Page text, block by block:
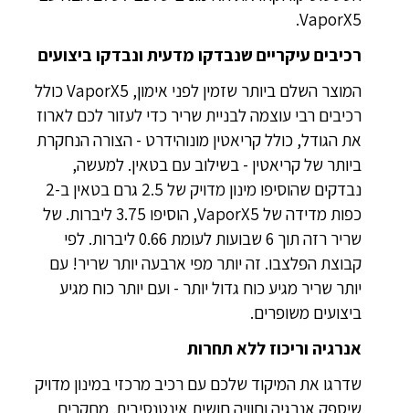
VaporX5.
רכיבים עיקריים שנבדקו מדעית ונבדקו ביצועים
המוצר השלם ביותר שזמין לפני אימון, VaporX5 כולל
רכיבים רבי עוצמה לבניית שריר כדי לעזור לכם לארוז
את הגודל, כולל קריאטין מונוהידרט - הצורה הנחקרת
ביותר של קריאטין - בשילוב עם בטאין. למעשה,
נבדקים שהוסיפו מינון מדויק של 2.5 גרם בטאין ב-2
כפות מדידה של VaporX5, הוסיפו 3.75 ליברות. של
שריר רזה תוך 6 שבועות לעומת 0.66 ליברות. לפי
קבוצת הפלצבו. זה יותר מפי ארבעה יותר שריר! עם
יותר שריר מגיע כוח גדול יותר - ועם יותר כוח מגיע
ביצועים משופרים.
אנרגיה וריכוז ללא תחרות
שדרגו את המיקוד שלכם עם רכיב מרכזי במינון מדויק
שיספק אנרגיה וחוויה חושית אינטנסיבית. מחקרים